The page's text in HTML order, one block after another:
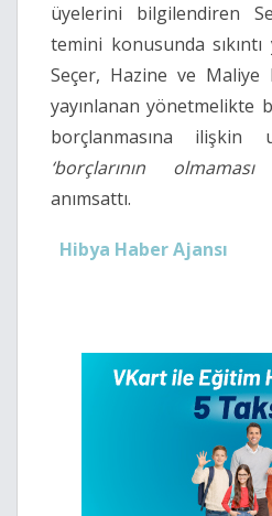
üyelerini bilgilendiren
temini konusunda sıkıntı
Seçer, Hazine ve Maliye
yayınlanan yönetmelikte
borçlanmasına ilişkin
‘borçlarının olmaması
anımsattı.
Hibya Haber Ajansı